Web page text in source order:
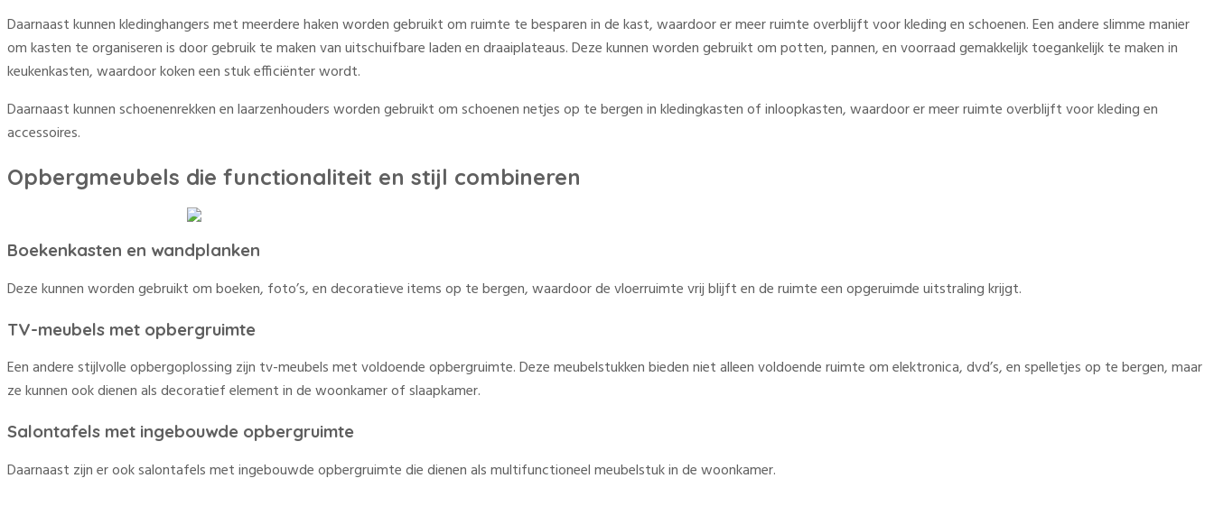
Daarnaast kunnen kledinghangers met meerdere haken worden gebruikt om ruimte te besparen in de kast, waardoor er meer ruimte overblijft voor kleding en schoenen. Een andere slimme manier
om kasten te organiseren is door gebruik te maken van uitschuifbare laden en draaiplateaus. Deze kunnen worden gebruikt om potten, pannen, en voorraad gemakkelijk toegankelijk te maken in
keukenkasten, waardoor koken een stuk efficiënter wordt.
Daarnaast kunnen schoenenrekken en laarzenhouders worden gebruikt om schoenen netjes op te bergen in kledingkasten of inloopkasten, waardoor er meer ruimte overblijft voor kleding en
accessoires.
Opbergmeubels die functionaliteit en stijl combineren
Boekenkasten en wandplanken
Deze kunnen worden gebruikt om boeken, foto’s, en decoratieve items op te bergen, waardoor de vloerruimte vrij blijft en de ruimte een opgeruimde uitstraling krijgt.
TV-meubels met opbergruimte
Een andere stijlvolle opbergoplossing zijn tv-meubels met voldoende opbergruimte. Deze meubelstukken bieden niet alleen voldoende ruimte om elektronica, dvd’s, en spelletjes op te bergen, maar
ze kunnen ook dienen als decoratief element in de woonkamer of slaapkamer.
Salontafels met ingebouwde opbergruimte
Daarnaast zijn er ook salontafels met ingebouwde opbergruimte die dienen als multifunctioneel meubelstuk in de woonkamer.